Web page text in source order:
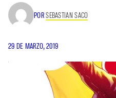
PORSEBASTIAN SACO
29 DE MARZO, 2019